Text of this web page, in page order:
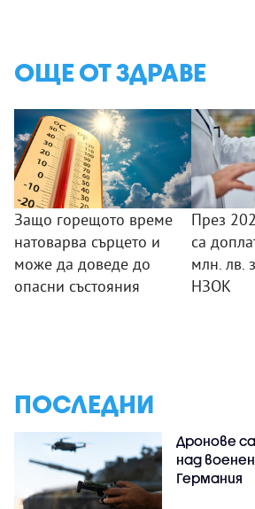
ОЩЕ ОТ ЗДРАВЕ
Защо горещото време
натоварва сърцето и
може да доведе до
опасни състояния
През
са
млн. лв.
НЗОК
ПОСЛЕДНИ
Дронове
над
Германия